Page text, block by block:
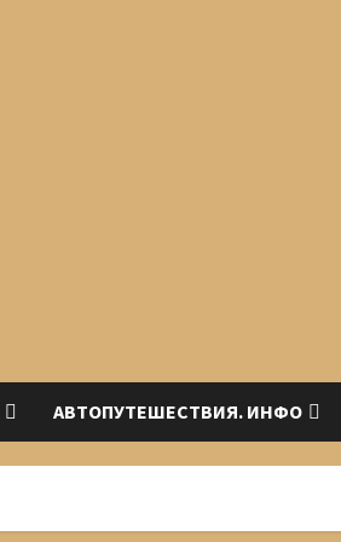
АВТОПУТЕШЕСТВИЯ. ИНФО